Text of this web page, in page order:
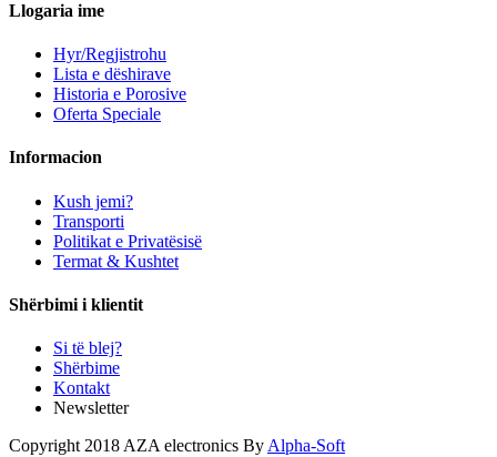
Llogaria ime
Hyr/Regjistrohu
Lista e dëshirave
Historia e Porosive
Oferta Speciale
Informacion
Kush jemi?
Transporti
Politikat e Privatësisë
Termat & Kushtet
Shërbimi i klientit
Si të blej?
Shërbime
Kontakt
Newsletter
Copyright 2018 AZA electronics By Alpha-Soft